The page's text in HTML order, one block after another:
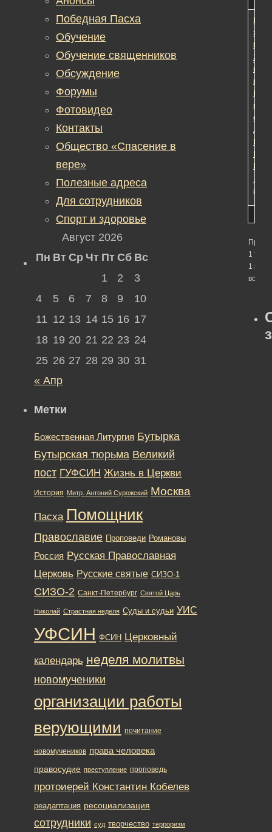
24-
28
июля
в
по
Дня
Руси
in:
1110
лет
☦ р Б
1
1 по 1
всего)
Победная Пасха
Обучение
Обучение священников
Обсуждение
Форумы
Фотовидео
Контакты
Общество «Спасение в
вере»
Полезные адреса
Для сотрудников
Спорт и здоровье
Август 2026
Пн Вт Ср Чт Пт Сб Вс
1
2
3
4
5 6 7 8 9
10
11 12 13 14 15 16 17
18 19 20 21 22 23 24
25 26 27 28 29 30 31
« Апр
Метки
Божественная Литургия Бутырка
Бутырская тюрьма Великий
пост ГУФСИН Жизнь в Церкви
История Митр. Антоний Сурожский Москва
Пасха Помощник
Православие Проповеди Романовы
Россия Русская Православная
Церковь Русские святые СИЗО-1
СИЗО-2 Санкт-Петербург Святой Царь
Николай Страстная неделя Суды и судьи УИС
УФСИН ФСИН Церковный
календарь неделя молитвы
новомученики
организации работы
верующими почитание
новомучеников права человека
правосудие преступление проповедь
протоиерей Константин Кобелев
реадаптация ресоциализация
сотрудники суд творчество терроризм